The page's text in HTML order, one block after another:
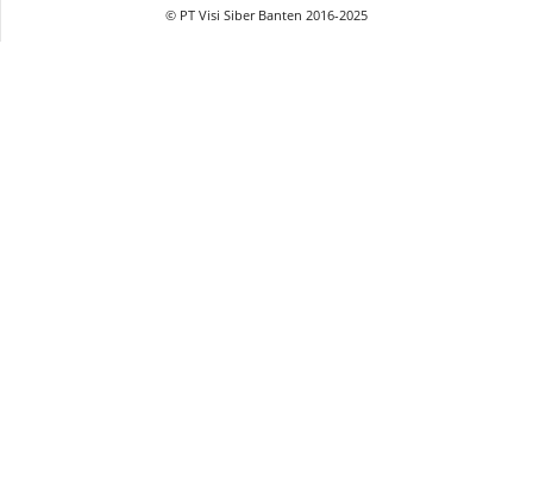
© PT Visi Siber Banten 2016-2025